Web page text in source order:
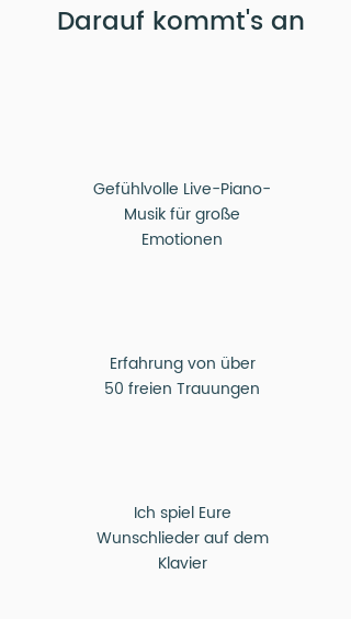
Darauf kommt's an
Gefühlvolle Live-Piano-
Musik für große
Emotionen
Erfahrung von über
50 freien Trauungen
Ich spiel Eure
Wunschlieder auf dem
Klavier